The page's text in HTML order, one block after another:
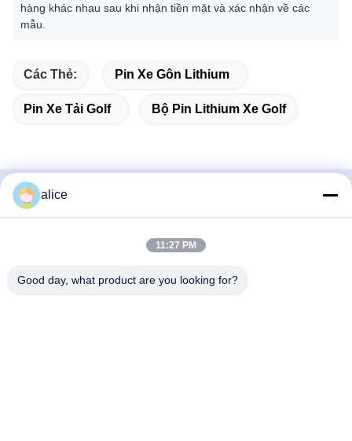
hàng khác nhau sau khi nhận tiền mặt và xác nhận về các
mẫu.
Các Thẻ: Pin Xe Gôn Lithium
Pin Xe Tải Golf Bộ Pin Lithium Xe Golf
Liên hệ nhanh
Khu Công nghệ cao, Thành phố Tảo Trang, Sơn Đông,
alice
11:27 PM
Good day, what product are you looking for?